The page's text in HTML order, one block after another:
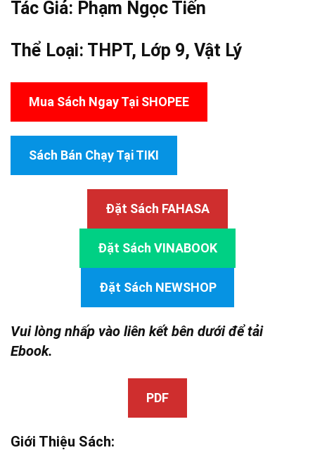
Tác Giả: Phạm Ngọc Tiến
Thể Loại: THPT, Lớp 9, Vật Lý
Mua Sách Ngay Tại SHOPEE
Sách Bán Chạy Tại TIKI
Đặt Sách FAHASA
Đặt Sách VINABOOK
Đặt Sách NEWSHOP
Vui lòng nhấp vào liên kết bên dưới để tải
Ebook.
PDF
Giới Thiệu Sách: